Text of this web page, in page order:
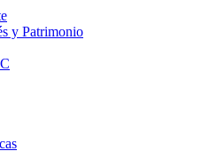
y Patrimonio